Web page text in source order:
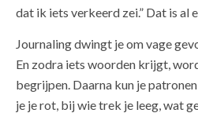
dat ik iets verkeerd zei.” Dat is al
Journaling dwingt je om vage
En zodra iets woorden krijgt,
begrijpen. Daarna kun je
je je rot, bij wie trek je leeg, wat